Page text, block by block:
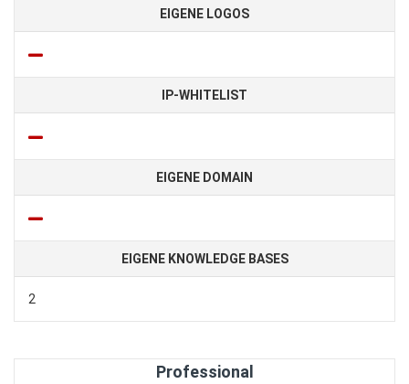
EIGENE LOGOS
IP-WHITELIST
EIGENE DOMAIN
EIGENE KNOWLEDGE BASES
2
Professional